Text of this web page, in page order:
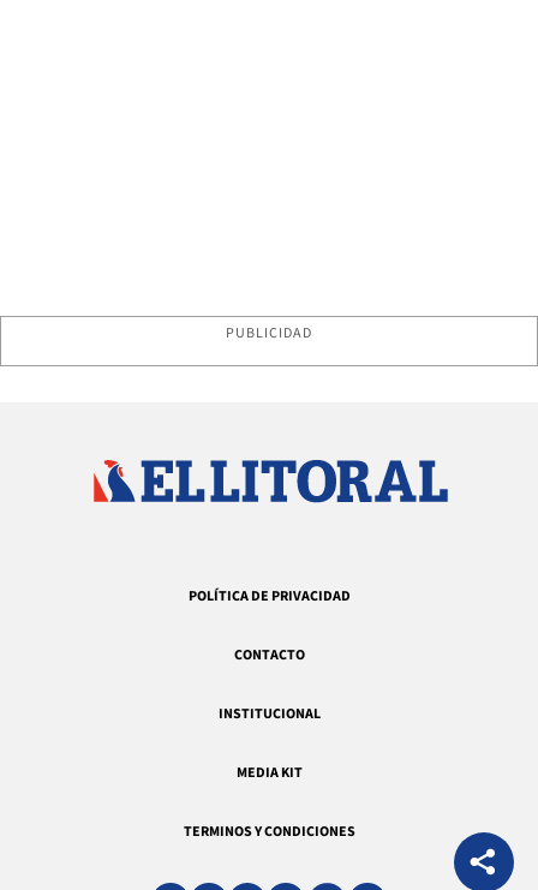
PUBLICIDAD
POLÍTICA DE PRIVACIDAD
CONTACTO
INSTITUCIONAL
MEDIA KIT
TERMINOS Y CONDICIONES